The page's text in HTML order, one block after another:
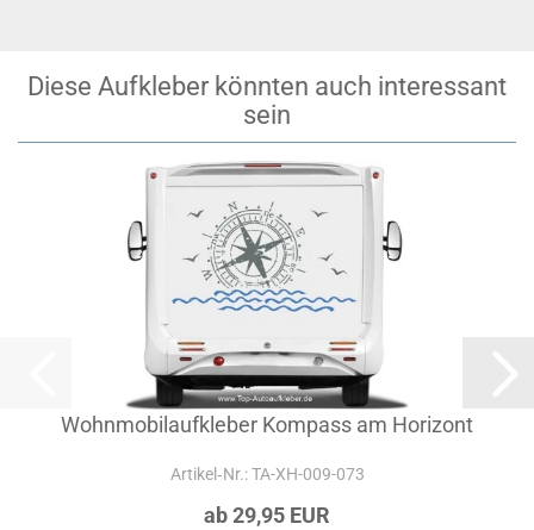
Diese Aufkleber könnten auch interessant
sein
Wohnmobilaufkleber Kompass am Horizont
Artikel‑Nr.: TA-XH-009-073
ab 29,95 EUR